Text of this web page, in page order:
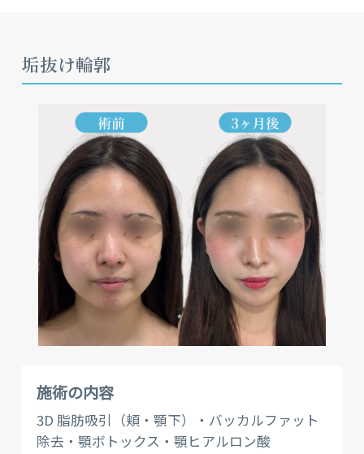
垢抜け輪郭
施術の内容
3D 脂肪吸引（頬・顎下）・バッカルファット
除去・顎ボトックス・顎ヒアルロン酸